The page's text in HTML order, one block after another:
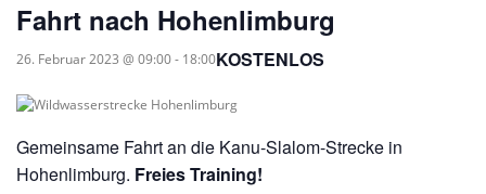
Fahrt nach Hohenlimburg
26. Februar 2023 @ 09:00- 18:00KOSTENLOS
Gemeinsame Fahrt an die Kanu-Slalom-Strecke in
Hohenlimburg. Freies Training!